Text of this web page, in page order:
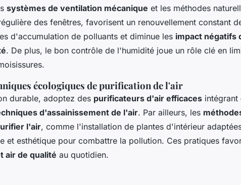
systèmes de ventilation mécanique et les méthodes
des fenêtres, favorisent un renouvellement constant
d'accumulation de polluants et diminue les impact négatifs
. De plus, le bon contrôle de l'humidité joue un rôle clé en
écologiques de purification de l'air
durable, adoptez des purificateurs d'air efficaces intégrant
d'assainissement de l'air. Par ailleurs, les
l'air, comme l'installation de plantes d'intérieur
et esthétique pour combattre la pollution. Ces pratiques
air de qualité au quotidien.